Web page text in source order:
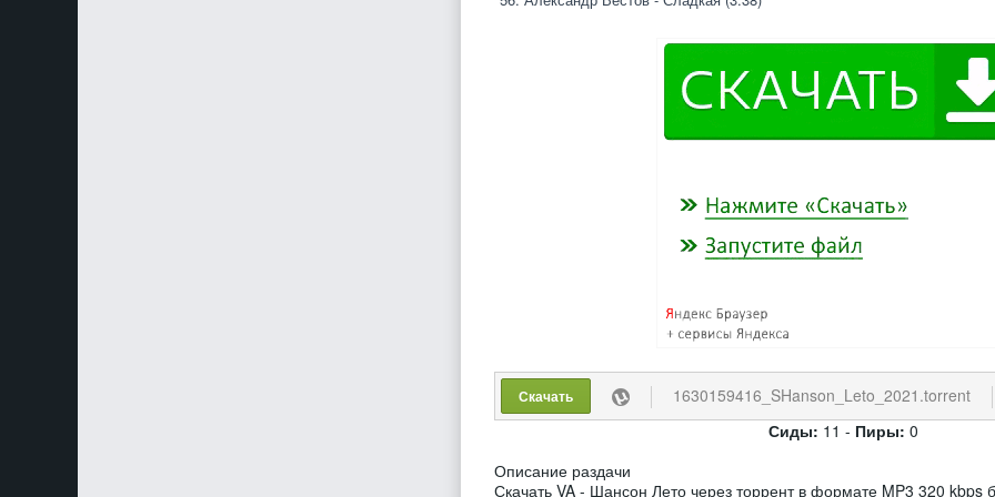
Скачать 1630159416_SHanson_Leto_2021.torrent
Сиды: 11 - Пиры: 0
Описание раздачи
Скачать VA - Шансон Лето через торрент в формате MP3 320 kbps